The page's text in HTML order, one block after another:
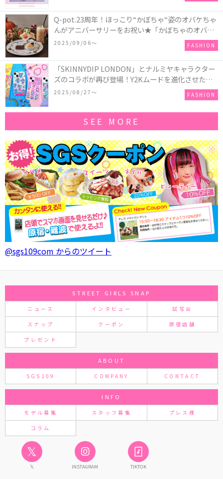
Q-pot.23周年！ほっこり“かぼちゃ“姿のオバケちゃ
んがアニバーサリーをお祝い★「かぼちゃのオバケ
ーキアクセサリー」が新発売！Q-pot CAFE.では
「かぼちゃのオバケーキプレート」も登場
2025/09/06〜 FASHION
「SKINNYDIP LONDON」とナルミヤキャラクター
ズのコラボが再び登場！Y2Kムードを進化させた新
作コレクションを発売♪
2025/08/27〜 FASHION
SEE MORE
@sgs109com からのツイート
STREET GIRLS SNAP
ニュース インタビュー 試写会
スナップ クーポン 原宿店舗
プレゼント
ABOUT
SGS109 COMPANY CONTACT
INFO
モデル募集 スタッフ募集 プレス様
コラム
𝕏
𝕏 INSTAGRAM TIKTOK